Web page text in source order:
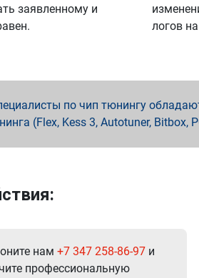
заявленному и
логов
по чип тюнингу
(Flex, Kess 3, Autotuner, Bitbox,
нам +7 347 258-86-97 и
профессиональную